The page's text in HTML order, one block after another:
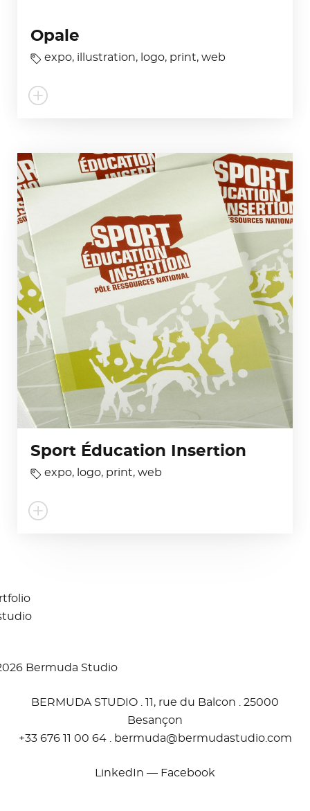
Opale
expo, illustration, logo, print,web
Sport Éducation Insertion
expo, logo, print,web
Bermuda Studio
BERMUDA STUDIO . 11, rue du Balcon . 25000
Besançon
+33 676 11 00 64 .
moc.oidutsadumreb@adumreb
LinkedIn — Facebook